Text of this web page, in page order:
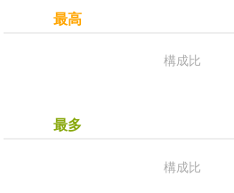
最高
構成比
最多
構成比